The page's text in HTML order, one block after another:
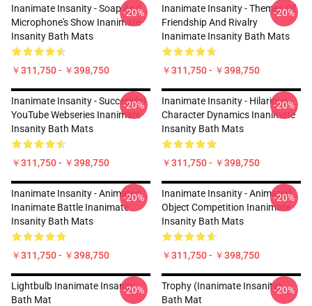
Inanimate Insanity - Soap And
Microphone's Show Inanimate
Insanity Bath Mats
￥311,750 - ￥398,750
-20%
Inanimate Insanity - Themes Of
Friendship And Rivalry
Inanimate Insanity Bath Mats
￥311,750 - ￥398,750
-20%
Inanimate Insanity - Successful
YouTube Webseries Inanimate
Insanity Bath Mats
￥311,750 - ￥398,750
-20%
Inanimate Insanity - Hilarious
Character Dynamics Inanimate
Insanity Bath Mats
￥311,750 - ￥398,750
-20%
Inanimate Insanity - Animated
Inanimate Battle Inanimate
Insanity Bath Mats
￥311,750 - ￥398,750
-20%
Inanimate Insanity - Animated
Object Competition Inanimate
Insanity Bath Mats
￥311,750 - ￥398,750
-20%
Lightbulb Inanimate Insanity
Bath Mat
-20%
Trophy (Inanimate Insanity)
Bath Mat
-20%